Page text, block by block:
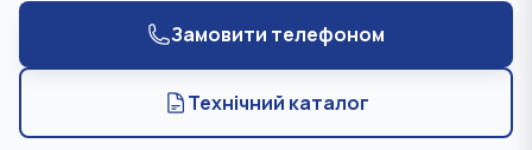
Замовити телефоном
Технічний каталог